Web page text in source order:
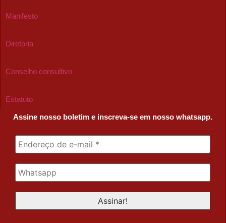
Manifesto
Diretoria
Conselho consultivo
Estatuto
Assine nosso boletim e inscreva-se em nosso whatsapp.